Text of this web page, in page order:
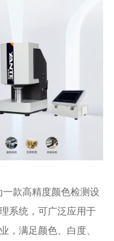
款高精度颜色检测设
系统，可广泛应用于
，满足颜色、白度、